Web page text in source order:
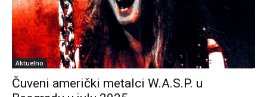
Aktuelno
Čuveni američki metalci W.A.S.P. u